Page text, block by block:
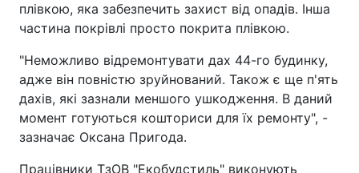
плівкою, яка забезпечить захист від опадів. Інша
частина покрівлі просто покрита плівкою.
"Неможливо відремонтувати дах 44-го будинку,
адже він повністю зруйнований. Також є ще п'ять
дахів, які зазнали меншого ушкодження. В даний
момент готуються кошториси для їх ремонту", -
зазначає Оксана Пригода.
Працівники ТзОВ "Екобудстиль" виконують